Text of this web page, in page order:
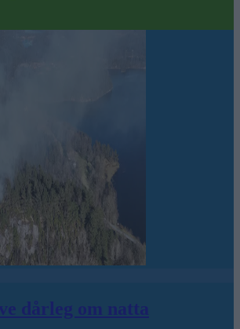
dårleg om natta